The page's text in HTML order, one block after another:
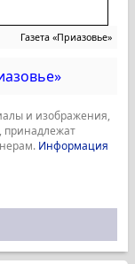
Газета «Приазовье»
и изображения,
принадлежат
Информация